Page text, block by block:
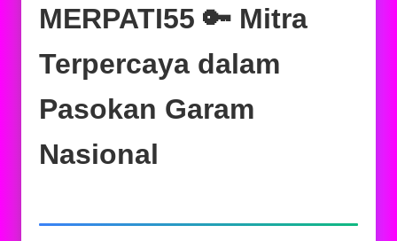
MERPATI55 🔑 Mitra
Terpercaya dalam
Pasokan Garam
Nasional